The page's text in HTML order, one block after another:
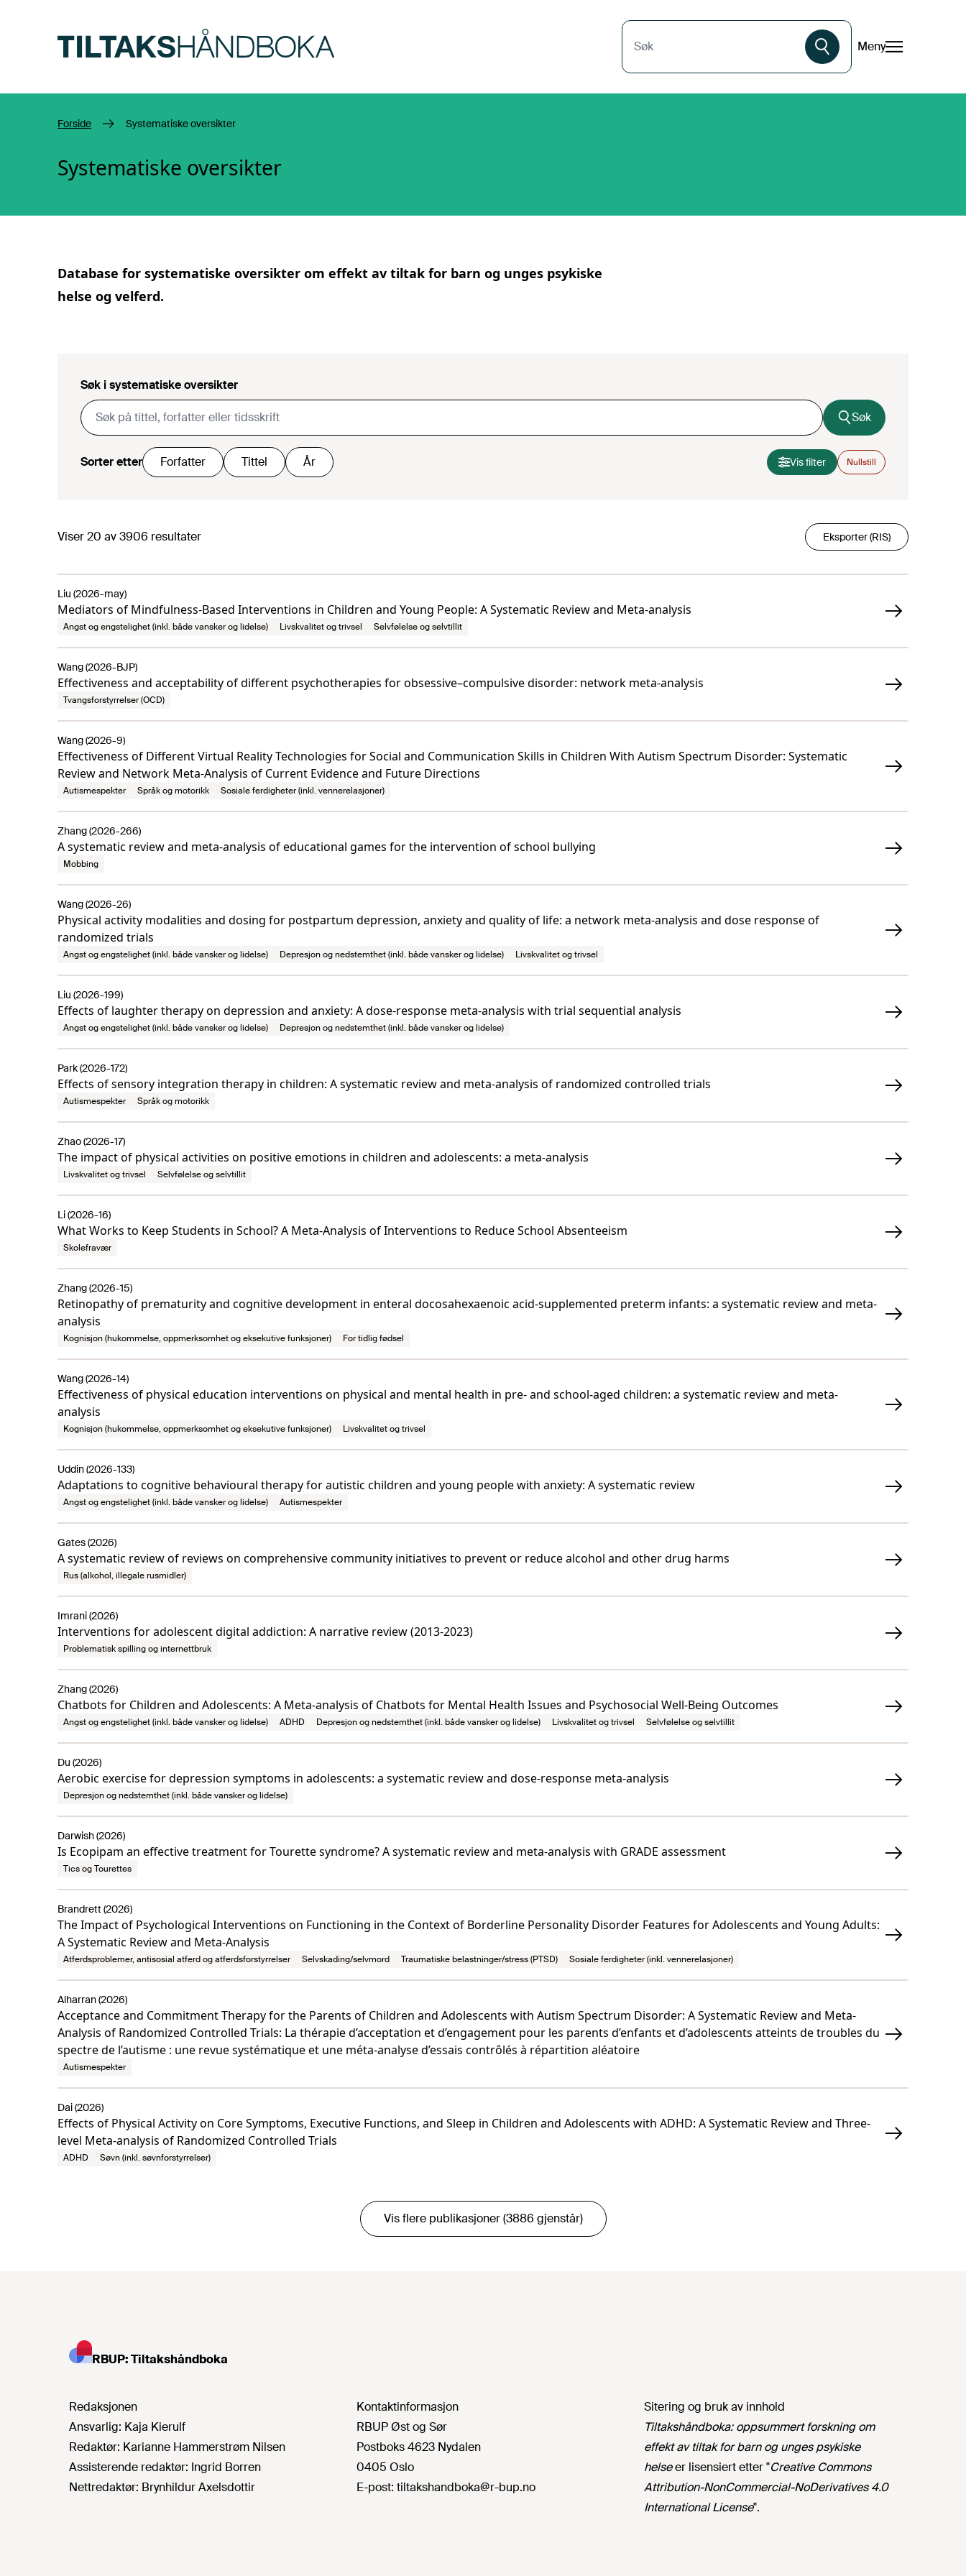
Søk Meny
Forside Systematiske oversikter
Systematiske oversikter
Database for systematiske oversikter om effekt av tiltak for barn og unges psykiske
helse og velferd.
Søk i systematiske oversikter
Søk
Sorter etter Forfatter Tittel År Vis filter Nullstill
Viser20 av3906 resultater Eksporter (RIS)
Mediators of Mindfulness-Based Interventions in Children and Young People: A Systematic Review and Meta-analysis
Liu (2026-may)
Angst og engstelighet (inkl. både vansker og lidelse) Livskvalitet og trivsel Selvfølelse og selvtillit
Effectiveness and acceptability of different psychotherapies for obsessive–compulsive disorder: network meta-analysis
Wang (2026-BJP)
Tvangsforstyrrelser (OCD)
Effectiveness of Different Virtual Reality Technologies for Social and Communication Skills in Children With Autism Spectrum Disorder: Systematic
Review and Network Meta-Analysis of Current Evidence and Future Directions
Wang (2026-9)
Autismespekter Språk og motorikk Sosiale ferdigheter (inkl. vennerelasjoner)
A systematic review and meta-analysis of educational games for the intervention of school bullying
Zhang (2026-266)
Mobbing
Physical activity modalities and dosing for postpartum depression, anxiety and quality of life: a network meta-analysis and dose response of
randomized trials
Wang (2026-26)
Angst og engstelighet (inkl. både vansker og lidelse) Depresjon og nedstemthet (inkl. både vansker og lidelse) Livskvalitet og trivsel
Effects of laughter therapy on depression and anxiety: A dose-response meta-analysis with trial sequential analysis
Liu (2026-199)
Angst og engstelighet (inkl. både vansker og lidelse) Depresjon og nedstemthet (inkl. både vansker og lidelse)
Effects of sensory integration therapy in children: A systematic review and meta-analysis of randomized controlled trials
Park (2026-172)
Autismespekter Språk og motorikk
The impact of physical activities on positive emotions in children and adolescents: a meta-analysis
Zhao (2026-17)
Livskvalitet og trivsel Selvfølelse og selvtillit
What Works to Keep Students in School? A Meta-Analysis of Interventions to Reduce School Absenteeism
Li (2026-16)
Skolefravær
Retinopathy of prematurity and cognitive development in enteral docosahexaenoic acid-supplemented preterm infants: a systematic review and meta-
analysis
Zhang (2026-15)
Kognisjon (hukommelse, oppmerksomhet og eksekutive funksjoner) For tidlig fødsel
Effectiveness of physical education interventions on physical and mental health in pre- and school-aged children: a systematic review and meta-
analysis
Wang (2026-14)
Kognisjon (hukommelse, oppmerksomhet og eksekutive funksjoner) Livskvalitet og trivsel
Adaptations to cognitive behavioural therapy for autistic children and young people with anxiety: A systematic review
Uddin (2026-133)
Angst og engstelighet (inkl. både vansker og lidelse) Autismespekter
A systematic review of reviews on comprehensive community initiatives to prevent or reduce alcohol and other drug harms
Gates (2026)
Rus (alkohol, illegale rusmidler)
Interventions for adolescent digital addiction: A narrative review (2013-2023)
Imrani (2026)
Problematisk spilling og internettbruk
Chatbots for Children and Adolescents: A Meta-analysis of Chatbots for Mental Health Issues and Psychosocial Well-Being Outcomes
Zhang (2026)
Angst og engstelighet (inkl. både vansker og lidelse) ADHD Depresjon og nedstemthet (inkl. både vansker og lidelse) Livskvalitet og trivsel Selvfølelse og selvtillit
Aerobic exercise for depression symptoms in adolescents: a systematic review and dose-response meta-analysis
Du (2026)
Depresjon og nedstemthet (inkl. både vansker og lidelse)
Is Ecopipam an effective treatment for Tourette syndrome? A systematic review and meta-analysis with GRADE assessment
Darwish (2026)
Tics og Tourettes
The Impact of Psychological Interventions on Functioning in the Context of Borderline Personality Disorder Features for Adolescents and Young Adults:
A Systematic Review and Meta-Analysis
Brandrett (2026)
Atferdsproblemer, antisosial atferd og atferdsforstyrrelser Selvskading/selvmord Traumatiske belastninger/stress (PTSD) Sosiale ferdigheter (inkl. vennerelasjoner)
Acceptance and Commitment Therapy for the Parents of Children and Adolescents with Autism Spectrum Disorder: A Systematic Review and Meta-
Analysis of Randomized Controlled Trials: La thérapie d’acceptation et d’engagement pour les parents d’enfants et d’adolescents atteints de troubles du
spectre de l’autisme : une revue systématique et une méta-analyse d’essais contrôlés à répartition aléatoire
Alharran (2026)
Autismespekter
Effects of Physical Activity on Core Symptoms, Executive Functions, and Sleep in Children and Adolescents with ADHD: A Systematic Review and Three-
level Meta-analysis of Randomized Controlled Trials
Dai (2026)
ADHD Søvn (inkl. søvnforstyrrelser)
Vis flere publikasjoner (3886 gjenstår)
RBUP: Tiltakshåndboka
Redaksjonen
Ansvarlig: Kaja Kierulf
Redaktør: Karianne Hammerstrøm Nilsen
Assisterende redaktør: Ingrid Borren
Nettredaktør: Brynhildur Axelsdottir
Kontaktinformasjon
RBUP Øst og Sør
Postboks 4623 Nydalen
0405 Oslo
E-post: tiltakshandboka@r-bup.no
Sitering og bruk av innhold
Tiltakshåndboka: oppsummert forskning om
effekt av tiltak for barn og unges psykiske
helseer lisensiert etter "Creative Commons
Attribution-NonCommercial-NoDerivatives 4.0
International License".